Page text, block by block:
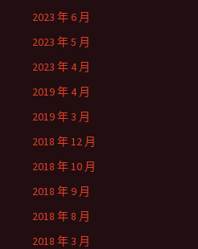
2023 年 6 月
2023 年 5 月
2023 年 4 月
2019 年 4 月
2019 年 3 月
2018 年 12 月
2018 年 10 月
2018 年 9 月
2018 年 8 月
2018 年 3 月